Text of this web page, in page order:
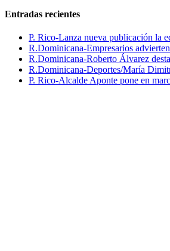
Entradas recientes
P. Rico-Lanza nueva publicación la
R.Dominicana-Empresarios
R.Dominicana-Roberto Álvarez
R.Dominicana-Deportes/María
P. Rico-Alcalde Aponte pone en